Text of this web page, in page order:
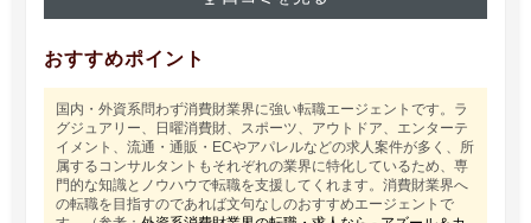
おすすめポイント
国内・外資系問わず消費財業界に強い転職エージェントです。ラ
グジュアリー、日曜消費財、スポーツ、アウトドア、エンターテ
イメント、流通・通販・ECやアパレルなどの求人案件が多く、所
属するコンサルタントもそれぞれの業界に特化しているため、専
門的な知識とノウハウで転職を支援してくれます。消費財業界へ
の転職を目指すのであれば文句なしのおすすめエージェントで